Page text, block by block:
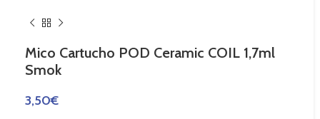
Mico Cartucho POD Ceramic COIL 1,7ml
Smok
3,50€